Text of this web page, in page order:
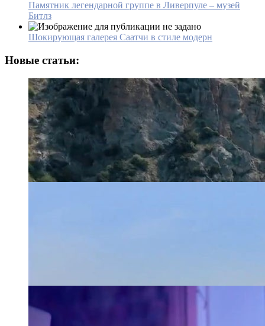
Памятник легендарной группе в Ливерпуле – музей
Битлз
Шокирующая галерея Саатчи в стиле модерн
Новые статьи: